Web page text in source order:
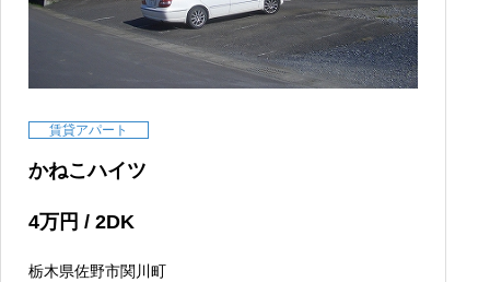
賃貸アパート
かねこハイツ
4万円 / 2DK
栃木県佐野市関川町